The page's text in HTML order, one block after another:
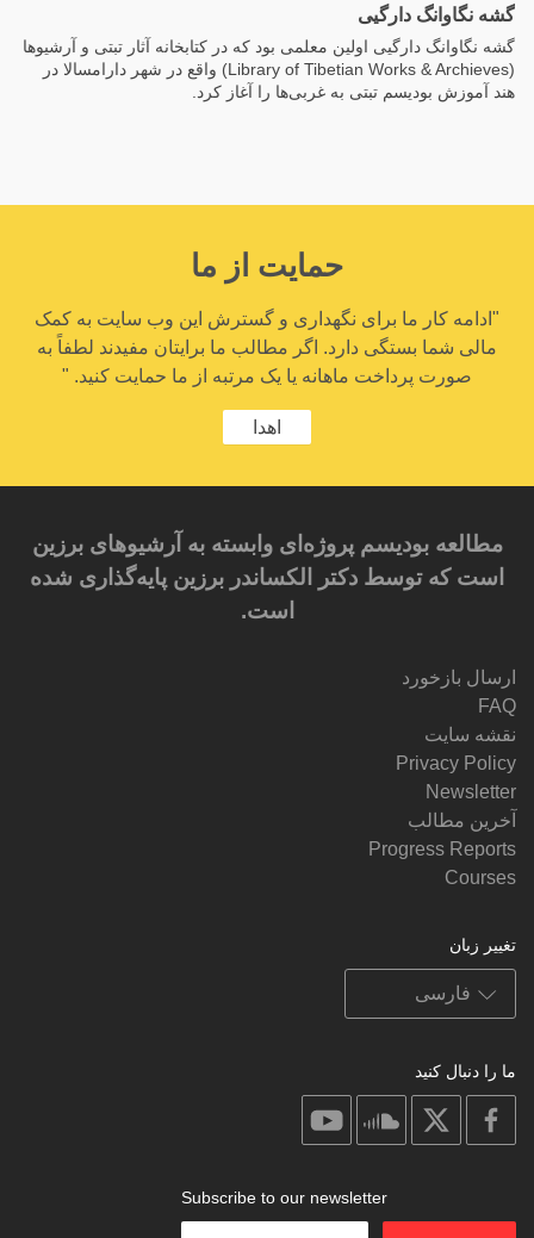
گشه نگاوانگ دارگیی
گشه نگاوانگ دارگیی اولین معلمی بود که در کتابخانه آثار تبتی و آرشیوها
(Library of Tibetian Works & Archieves) واقع در شهر دارامسالا در
هند آموزش بودیسم تبتی به غربی‌ها را آغاز کرد.
حمایت از ما
"ادامه کار ما برای نگهداری و گسترش این وب سایت به کمک
مالی شما بستگی دارد. اگر مطالب ما برایتان مفیدند لطفاً به
صورت پرداخت ماهانه یا یک مرتبه از ما حمایت کنید. "
اهدا
مطالعه بودیسم پروژه‌ای وابسته به آرشیوهای برزین
است که توسط دکتر الکساندر برزین پایه‌گذاری شده
است.
ارسال بازخورد
FAQ
نقشه سایت
Privacy Policy
Newsletter
آخرین مطالب
Progress Reports
Courses
تغییر زبان
ما را دنبال کنید
facebook
soundcloud
Subscribe to our newsletter